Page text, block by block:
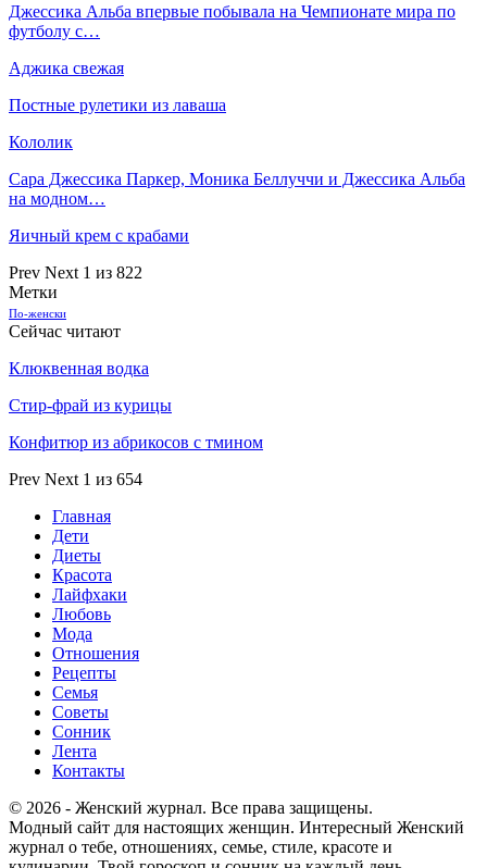
Джессика Альба впервые побывала на Чемпионате мира по
футболу с…
Аджика свежая
Постные рулетики из лаваша
Кололик
Сара Джессика Паркер, Моника Беллуччи и Джессика Альба
на модном…
Яичный крем с крабами
Prev Next 1 из 822
Метки
По-женски
Сейчас читают
Клюквенная водка
Стир-фрай из курицы
Конфитюр из абрикосов с тмином
Prev Next 1 из 654
Главная
Дети
Диеты
Красота
Лайфхаки
Любовь
Мода
Отношения
Рецепты
Семья
Советы
Сонник
Лента
Контакты
© 2026 - Женский журнал. Все права защищены.
Модный сайт для настоящих женщин. Интересный Женский
журнал о тебе, отношениях, семье, стиле, красоте и